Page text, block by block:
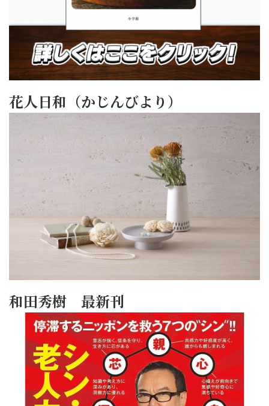
花人日和（かじんびより）
和田秀樹 最新刊